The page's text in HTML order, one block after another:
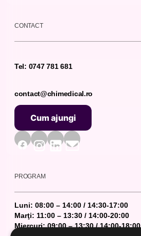
CONTACT
Tel: 0747 781 681
contact@chimedical.ro
Cum ajungi
Cum ajungi
PROGRAM
Luni: 08:00 – 14:00 / 14:30-17:00
Marţi: 11:00 – 13:30 / 14:00-20:00
Miercuri: 09:00 – 13:30 / 14:00-18:00